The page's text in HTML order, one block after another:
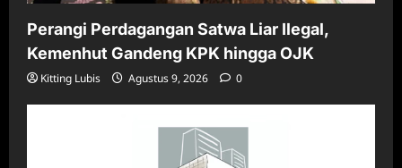
Perangi Perdagangan Satwa Liar Ilegal,
Kemenhut Gandeng KPK hingga OJK
Kitting Lubis Agustus 9, 2026 0